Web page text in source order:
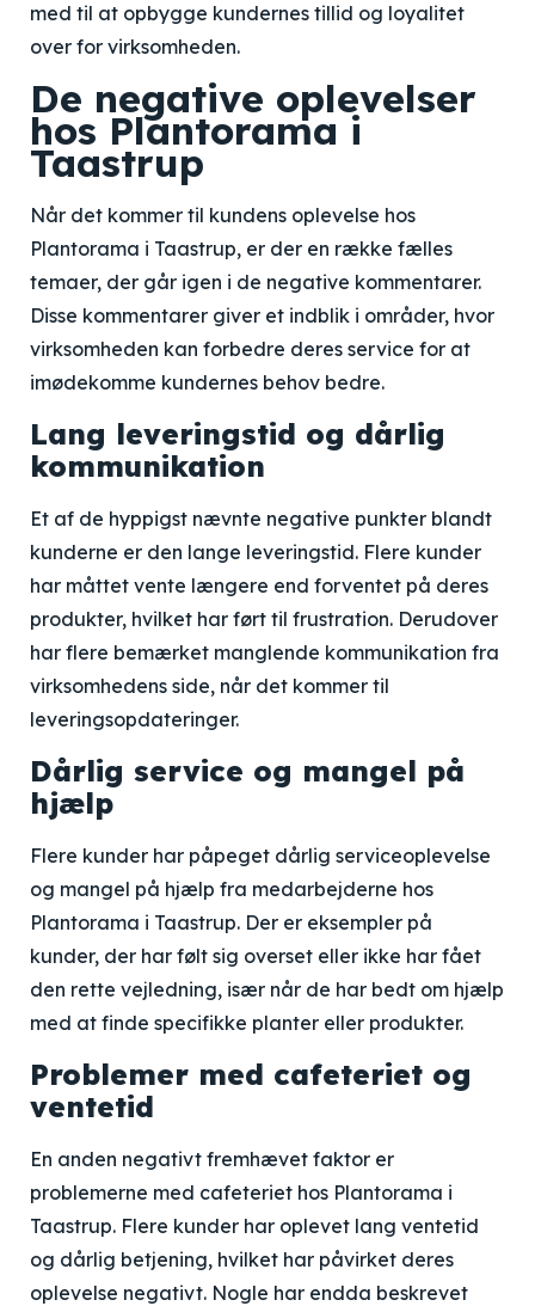
med til at opbygge kundernes tillid og loyalitet
over for virksomheden.
De negative oplevelser
hos Plantorama i
Taastrup
Når det kommer til kundens oplevelse hos
Plantorama i Taastrup, er der en række fælles
temaer, der går igen i de negative kommentarer.
Disse kommentarer giver et indblik i områder, hvor
virksomheden kan forbedre deres service for at
imødekomme kundernes behov bedre.
Lang leveringstid og dårlig
kommunikation
Et af de hyppigst nævnte negative punkter blandt
kunderne er den lange leveringstid. Flere kunder
har måttet vente længere end forventet på deres
produkter, hvilket har ført til frustration. Derudover
har flere bemærket manglende kommunikation fra
virksomhedens side, når det kommer til
leveringsopdateringer.
Dårlig service og mangel på
hjælp
Flere kunder har påpeget dårlig serviceoplevelse
og mangel på hjælp fra medarbejderne hos
Plantorama i Taastrup. Der er eksempler på
kunder, der har følt sig overset eller ikke har fået
den rette vejledning, især når de har bedt om hjælp
med at finde specifikke planter eller produkter.
Problemer med cafeteriet og
ventetid
En anden negativt fremhævet faktor er
problemerne med cafeteriet hos Plantorama i
Taastrup. Flere kunder har oplevet lang ventetid
og dårlig betjening, hvilket har påvirket deres
oplevelse negativt. Nogle har endda beskrevet